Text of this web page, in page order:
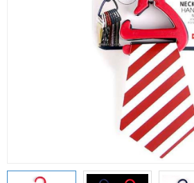
So sánh Yêu thích (0)